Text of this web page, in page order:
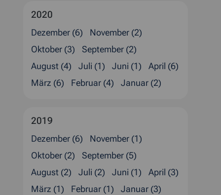
2020
Dezember (6)
November (2)
Oktober (3)
September (2)
August (4)
Juli (1) Juni (1)
April (6)
März (6)
Februar (4) Januar (2)
2019
Dezember (6)
November (1)
Oktober (2)
September (5)
August (2)
Juli (2) Juni (1)
April (3)
März (1)
Februar (1) Januar (3)